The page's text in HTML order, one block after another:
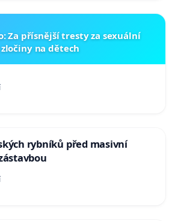
Za přísnější tresty za sexuální
zločiny na dětech
rybníků před masivní